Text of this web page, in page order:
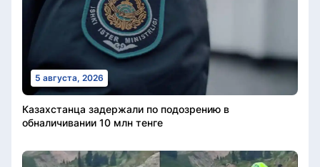
5 августа, 2026
Казахстанца задержали по подозрению в
обналичивании 10 млн тенге